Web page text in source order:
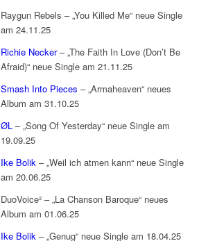
Raygun Rebels – „You Killed Me“ neue Single
am 24.11.25
Richie Necker– „The Faith In Love (Don’t Be
Afraid)“ neue Single am 21.11.25
Smash Into Pieces – „Armaheaven“ neues
Album am 31.10.25
ØL – „Song Of Yesterday“ neue Single am
19.09.25
Ike Bolik – „Weil ich atmen kann“ neue Single
am 20.06.25
DuoVoice² – „La Chanson Baroque“ neues
Album am 01.06.25
Ike Bolik – „Genug“ neue Single am 18.04.25